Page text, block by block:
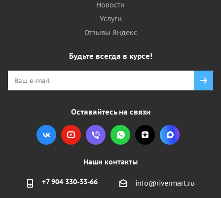
Новости
Услуги
Отзывы Яндекс
Будьте всегда в курсе!
Оставайтесь на связи
Наши контакты
+7 904 330-33-66 info@rivermart.ru